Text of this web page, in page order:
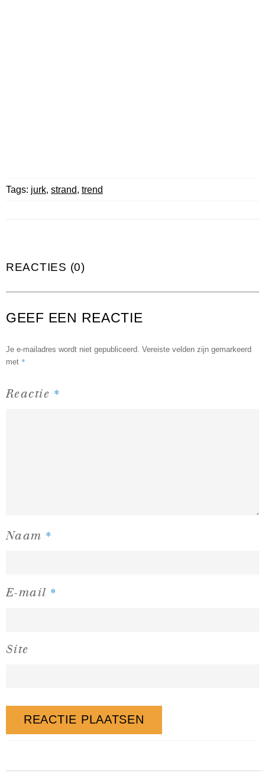
Tags: jurk, strand, trend
REACTIES (0)
GEEF EEN REACTIE
Je e-mailadres wordt niet gepubliceerd. Vereiste velden zijn gemarkeerd
met *
Reactie *
Naam *
E-mail *
Site